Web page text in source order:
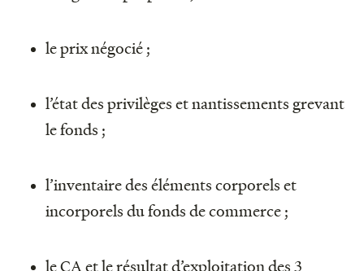
le prix négocié ;
l’état des privilèges et nantissements grevant
le fonds ;
l’inventaire des éléments corporels et
incorporels du fonds de commerce ;
le CA et le résultat d’exploitation des 3